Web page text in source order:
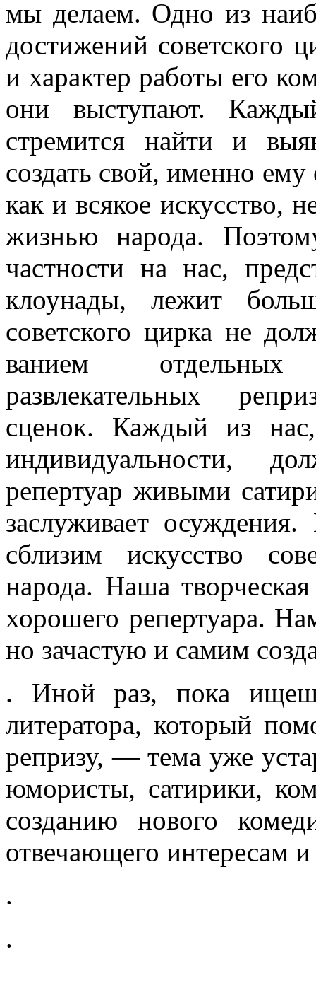
мы делаем. Одно из
достижений советского
и характер работы его
они выступают.
стремится найти и
создать свой, именно
как и всякое искусство,
жизнью народа.
частности на нас,
клоунады, лежит
советского цир­ка не
ванием
развлекательных
сценок. Каждый из
индивидуальности,
репертуар живыми
заслуживает
сблизим искусство
народа. Наша
хорошего репертуара.
но зачастую и самим
. Иной раз, пока ищешь
литератора, который
репризу, — тема уже
юмористы, сатирики,
созданию нового
отвечающего интересам
.
.